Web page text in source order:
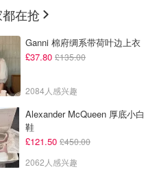
在抢
Ganni 棉府绸系带荷叶边上衣
£37.80 £135.00
2084人感兴趣
Alexander McQueen 厚底小白
鞋
£121.50 £450.00
2062人感兴趣